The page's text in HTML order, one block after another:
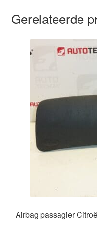
Gerelateerde
Airbag passagier